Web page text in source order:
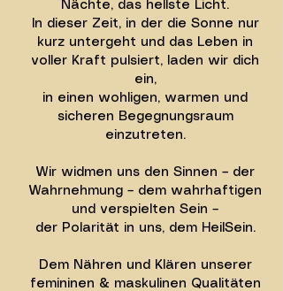
Nächte, das hellste Licht.
In dieser Zeit, in der die Sonne nur
kurz untergeht und das Leben in
voller Kraft pulsiert, laden wir dich
ein,
in einen wohligen, warmen und
sicheren Begegnungsraum
einzutreten.
Wir widmen uns den Sinnen – der
Wahrnehmung – dem wahrhaftigen
und verspielten Sein –
der Polarität in uns, dem HeilSein.
Dem Nähren und Klären unserer
femininen & maskulinen Qualitäten